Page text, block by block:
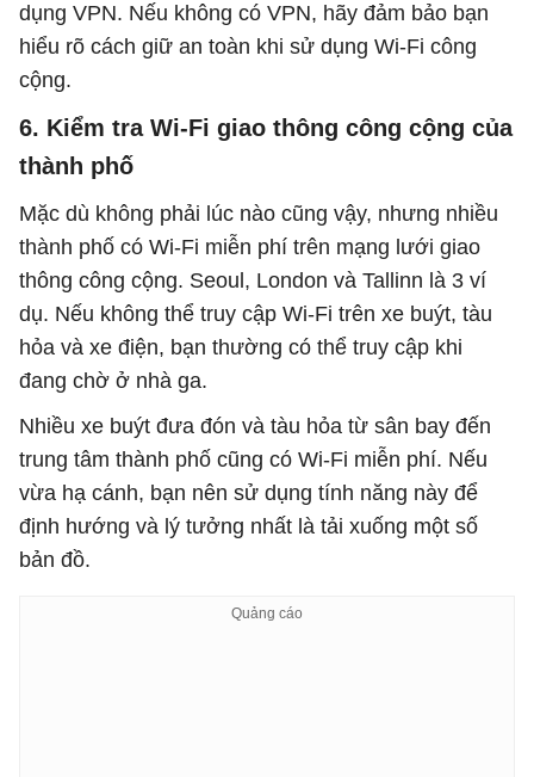
dụng VPN. Nếu không có VPN, hãy đảm bảo bạn
hiểu rõ cách giữ an toàn khi sử dụng Wi-Fi công
cộng.
6. Kiểm tra Wi-Fi giao thông công cộng của
thành phố
Mặc dù không phải lúc nào cũng vậy, nhưng nhiều
thành phố có Wi-Fi miễn phí trên mạng lưới giao
thông công cộng. Seoul, London và Tallinn là 3 ví
dụ. Nếu không thể truy cập Wi-Fi trên xe buýt, tàu
hỏa và xe điện, bạn thường có thể truy cập khi
đang chờ ở nhà ga.
Nhiều xe buýt đưa đón và tàu hỏa từ sân bay đến
trung tâm thành phố cũng có Wi-Fi miễn phí. Nếu
vừa hạ cánh, bạn nên sử dụng tính năng này để
định hướng và lý tưởng nhất là tải xuống một số
bản đồ.